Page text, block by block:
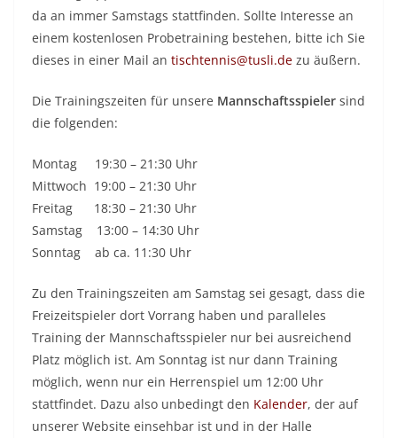
da an immer Samstags stattfinden. Sollte Interesse an
einem kostenlosen Probetraining bestehen, bitte ich Sie
dieses in einer Mail an tischtennis@tusli.de zu äußern.
Die Trainingszeiten für unsere Mannschaftsspieler sind
die folgenden:
Montag 19:30 – 21:30 Uhr
Mittwoch 19:00 – 21:30 Uhr
Freitag 18:30 – 21:30 Uhr
Samstag 13:00 – 14:30 Uhr
Sonntag ab ca. 11:30 Uhr
Zu den Trainingszeiten am Samstag sei gesagt, dass die
Freizeitspieler dort Vorrang haben und paralleles
Training der Mannschaftsspieler nur bei ausreichend
Platz möglich ist. Am Sonntag ist nur dann Training
möglich, wenn nur ein Herrenspiel um 12:00 Uhr
stattfindet. Dazu also unbedingt den Kalender, der auf
unserer Website einsehbar ist und in der Halle